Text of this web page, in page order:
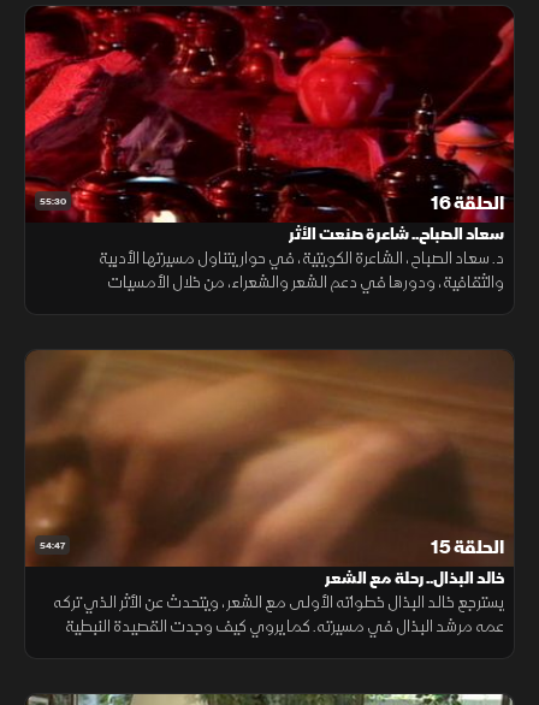
55:30 الحلقة 16
سعاد الصباح.. شاعرة صنعت الأثر
د. سعاد الصباح، الشاعرة الكويتية، في حوار يتناول مسيرتها الأدبية
والثقافية، ودورها في دعم الشعر والشعراء، من خلال الأمسيات
54:47 الحلقة 15
خالد البذال.. رحلة مع الشعر
يسترجع خالد البذال خطواته الأولى مع الشعر، ويتحدث عن الأثر الذي تركه
عمه مرشد البذال في مسيرته. كما يروي كيف وجدت القصيدة النبطية